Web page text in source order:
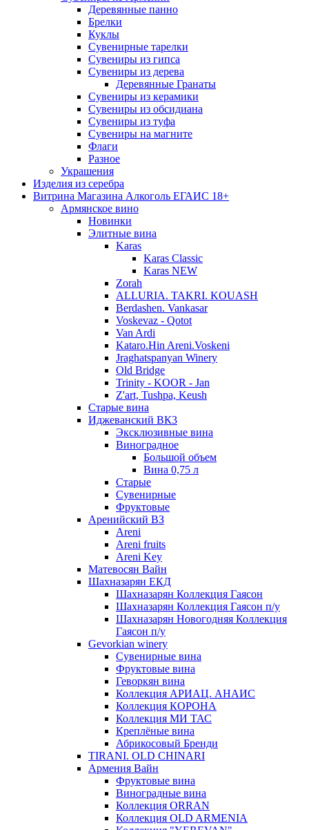
Деревянные панно
Брелки
Куклы
Сувенирные тарелки
Сувениры из гипса
Сувениры из дерева
Деревянные Гранаты
Сувениры из керамики
Сувениры из обсидиана
Сувениры из туфа
Сувениры на магните
Флаги
Разное
Украшения
Изделия из серебра
Витрина Магазина Алкоголь ЕГАИС 18+
Армянское вино
Новинки
Элитные вина
Karas
Karas Classic
Karas NEW
Zorah
ALLURIA. TAKRI. KOUASH
Berdashen. Vankasar
Voskevaz - Qotot
Van Ardi
Kataro.Hin Areni.Voskeni
Jraghatspanyan Winery
Old Bridge
Trinity - KOOR - Jan
Z'art, Tushpa, Keush
Старые вина
Иджеванский ВК3
Эксклюзивные вина
Виноградное
Большой объем
Вина 0,75 л
Старые
Сувенирные
Фруктовые
Аренийский ВЗ
Areni
Areni fruits
Areni Key
Матевосян Вайн
Шахназарян ЕКД
Шахназарян Коллекция Гаясон
Шахназарян Коллекция Гаясон п/у
Шахназарян Новогодняя Коллекция
Гаясон п/у
Gevorkian winery
Сувенирные вина
Фруктовые вина
Геворкян вина
Коллекция АРИАЦ. АНАИС
Коллекция КОРОНА
Коллекция МИ ТАС
Креплёные вина
Абрикосовый Бренди
TIRANI. OLD CHINARI
Армения Вайн
Фруктовые вина
Виноградные вина
Коллекция ORRAN
Коллекция OLD ARMENIA